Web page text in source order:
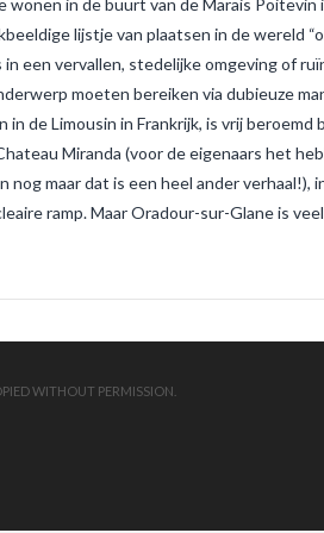
in de buurt van de Marais Poitevin
lijstje van plaatsen in de wereld
een vervallen, stedelijke omgeving of
moeten bereiken via dubieuze
de Limousin in Frankrijk, is vrij beroemd
Miranda (voor de eigenaars het
maar dat is een heel ander verhaal!),
ramp. Maar Oradour-sur-Glane is
WITHOUT PERMISSION.